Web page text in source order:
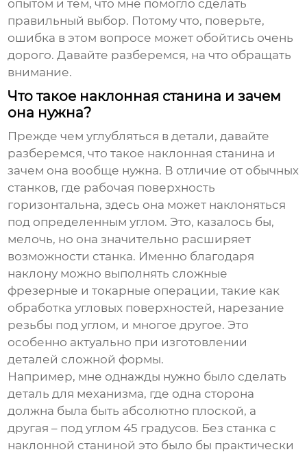
опытом и тем, что мне помогло сделать
правильный выбор. Потому что, поверьте,
ошибка в этом вопросе может обойтись очень
дорого. Давайте разберемся, на что обращать
внимание.
Что такое наклонная станина и зачем
она нужна?
Прежде чем углубляться в детали, давайте
разберемся, что такое наклонная станина и
зачем она вообще нужна. В отличие от обычных
станков, где рабочая поверхность
горизонтальна, здесь она может наклоняться
под определенным углом. Это, казалось бы,
мелочь, но она значительно расширяет
возможности станка. Именно благодаря
наклону можно выполнять сложные
фрезерные и токарные операции, такие как
обработка угловых поверхностей, нарезание
резьбы под углом, и многое другое. Это
особенно актуально при изготовлении
деталей сложной формы.
Например, мне однажды нужно было сделать
деталь для механизма, где одна сторона
должна была быть абсолютно плоской, а
другая – под углом 45 градусов. Без станка с
наклонной станиной это было бы практически